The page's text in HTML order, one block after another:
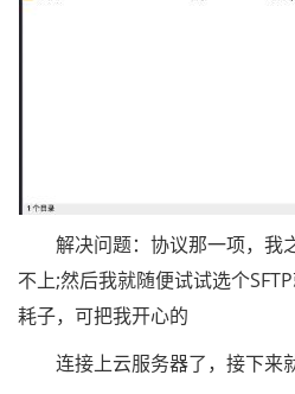
解决问题：协议那一项，我
不上;然后我就随便试试选个
耗子，可把我开心的
连接上云服务器了，接下来就